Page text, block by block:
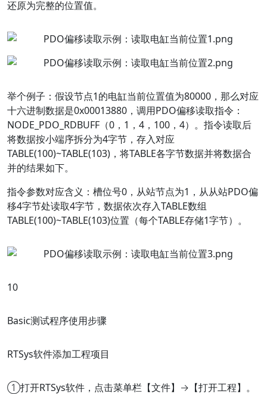
还原为完整的位置值。
举个例子：假设节点1的电缸当前位置值为80000，那么对应
十六进制数据是0x00013880，调用PDO偏移读取指令：
NODE_PDO_RDBUFF（0，1，4，100，4）。指令读取后
将数据按小端序拆分为4字节，存入对应
TABLE(100)~TABLE(103)，将TABLE各字节数据并将数据合
并的结果如下。
指令参数对应含义： 槽位号0，从站节点为1，从从站PDO偏
移4字节处读取4字节，数据依次存入TABLE数组
TABLE(100)~TABLE(103)位置（每个TABLE存储1字节）。
10
Basic测试程序使用步骤
RTSys软件添加工程项目
①打开RTSys软件，点击菜单栏【文件】→【打开工程】。